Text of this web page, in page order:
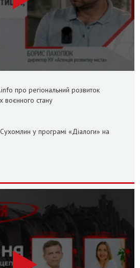
про регіональний розвиток
стану
у програмі «Діалоги» на